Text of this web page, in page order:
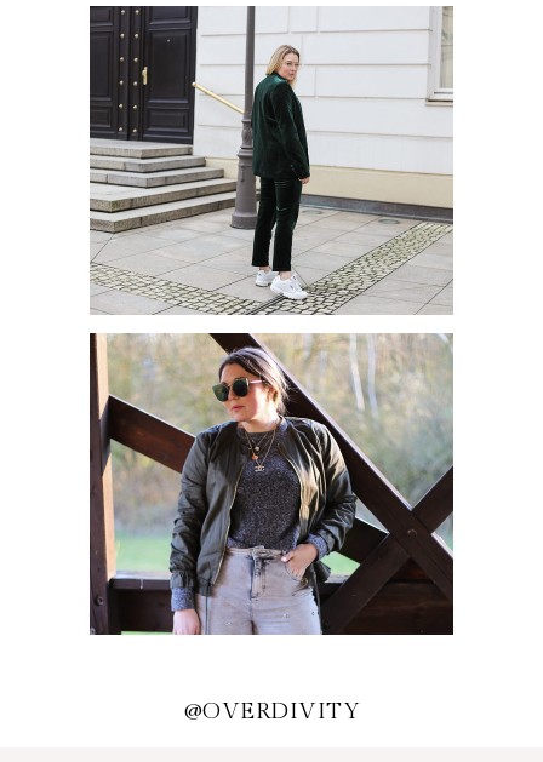
POSITIVE VIBES MIT DER
TRENDFARBE BEETROOT
PURPLE
HERBSTTREND: HOSENANZUG
TRENDPIECES
@OVERDIVITY